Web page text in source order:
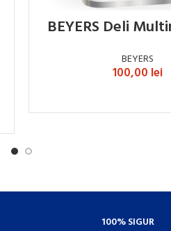
BEYERS Deli
BEYERS
100,00 lei
100% SIGUR